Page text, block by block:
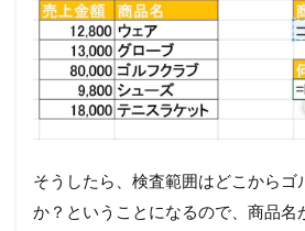
そうしたら、検査範囲はどこからゴ
か？ということになるので、商品名